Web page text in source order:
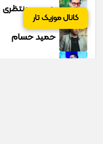
کانال موزیک تار
حسین منتظری
حمید حسام